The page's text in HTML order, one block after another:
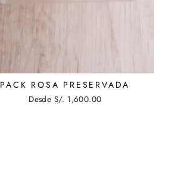
PACK ROSA PRESERVADA
Desde S/. 1,600.00